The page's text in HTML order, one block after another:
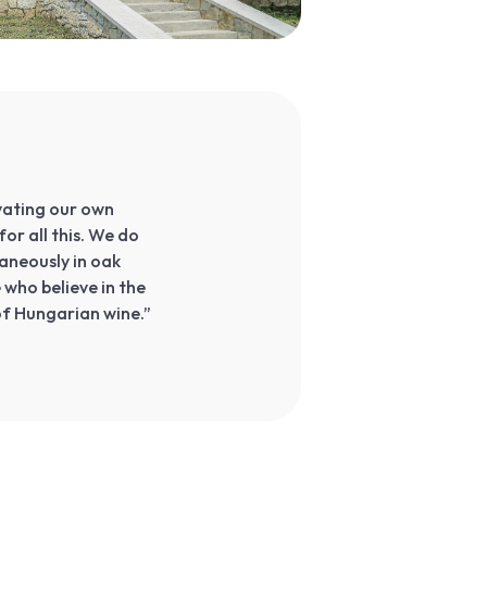
our own
all this. We do
in oak
believe in the
Hungarian wine.”